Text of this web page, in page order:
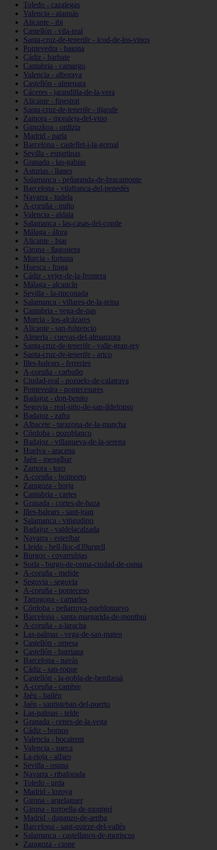
Toledo - cazalegas
Valencia - alaquàs
Alicante - ibi
Castellón - vila-real
Santa-cruz-de-tenerife - icod-de-los-vinos
Pontevedra - baiona
Cádiz - barbate
Cantabria - camargo
Valencia - alboraya
Castellón - almenara
Cáceres - jarandilla-de-la-vera
Alicante - finestrat
Santa-cruz-de-tenerife - tijarafe
Zamora - moraleja-del-vino
Gipuzkoa - ordizia
Madrid - parla
Barcelona - castellet-i-la-gornal
Sevilla - espartinas
Granada - las-gabias
Asturias - llanes
Salamanca - peñaranda-de-bracamonte
Barcelona - vilafranca-del-penedès
Navarra - tudela
A-coruña - miño
Valencia - aldaia
Salamanca - las-casas-del-conde
Málaga - álora
Alicante - biar
Girona - llagostera
Murcia - fortuna
Huesca - fraga
Cádiz - vejer-de-la-frontera
Málaga - alcaucín
Sevilla - la-rinconada
Salamanca - villares-de-la-reina
Cantabria - vega-de-pas
Murcia - los-alcázares
Alicante - san-fulgencio
Almería - cuevas-del-almanzora
Santa-cruz-de-tenerife - valle-gran-rey
Santa-cruz-de-tenerife - arico
Illes-balears - ferreries
A-coruña - carballo
Ciudad-real - pozuelo-de-calatrava
Pontevedra - pontecesures
Badajoz - don-benito
Segovia - real-sitio-de-san-ildefonso
Badajoz - zafra
Albacete - tarazona-de-la-mancha
Córdoba - pozoblanco
Badajoz - villanueva-de-la-serena
Huelva - aracena
Jaén - mengíbar
Zamora - toro
A-coruña - boimorto
Zaragoza - borja
Cantabria - cartes
Granada - cortes-de-baza
Illes-balears - sant-joan
Salamanca - vitigudino
Badajoz - valdelacalzada
Navarra - esteribar
Lleida - bell-lloc-d39urgell
Burgos - covarrubias
Soria - burgo-de-osma-ciudad-de-osma
A-coruña - melide
Segovia - segovia
A-coruña - ponteceso
Tarragona - camarles
Córdoba - peñarroya-pueblonuevo
Barcelona - santa-margarida-de-montbui
A-coruña - a-laracha
Las-palmas - vega-de-san-mateo
Castellón - orpesa
Castellón - burriana
Barcelona - navàs
Cádiz - san-roque
Castellón - la-pobla-de-benifassà
A-coruña - cambre
Jaén - bailén
Jaén - santisteban-del-puerto
Las-palmas - telde
Granada - cenes-de-la-vega
Cádiz - bornos
Valencia - bocairent
Valencia - sueca
La-rioja - alfaro
Sevilla - osuna
Navarra - ribaforada
Toledo - urda
Madrid - lozoya
Girona - argelaguer
Girona - torroella-de-montgrí
Madrid - daganzo-de-arriba
Barcelona - sant-quirze-del-vallès
Salamanca - castellanos-de-moriscos
Zaragoza - caspe